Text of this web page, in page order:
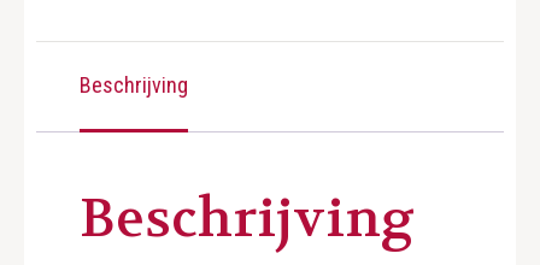
Beschrijving
Beschrijving